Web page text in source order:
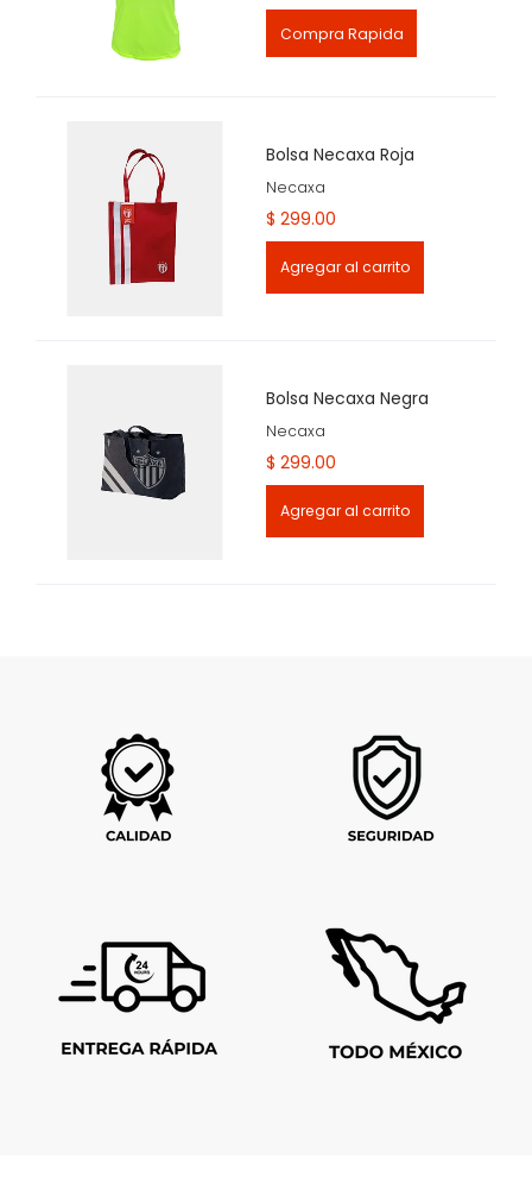
Compra Rapida
Bolsa Necaxa Roja
Necaxa
$ 299.00
Agregar al carrito
Bolsa Necaxa Negra
Necaxa
$ 299.00
Agregar al carrito